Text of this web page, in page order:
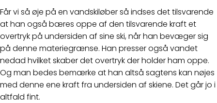
Får vi så øje på en vandskiløber så indses det tilsvarende
at han også bæres oppe af den tilsvarende kraft et
overtryk på undersiden af sine ski, når han bevæger sig
på denne materiegrænse. Han presser også vandet
nedad hvilket skaber det overtryk der holder ham oppe.
Og man bedes bemærke at han altså sagtens kan nøjes
med denne ene kraft fra undersiden af skiene. Det går jo i
altfald fint.